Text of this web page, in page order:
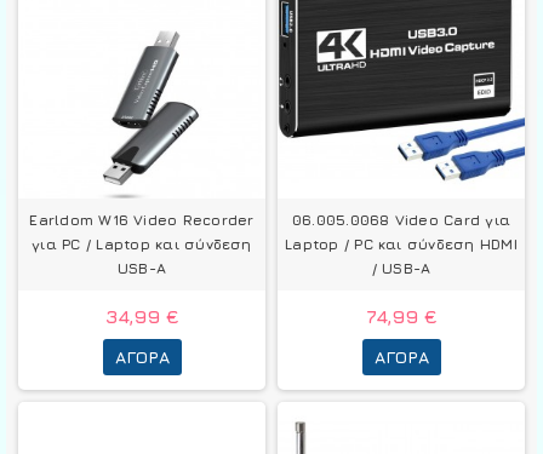
Earldom W16 Video Recorder
για PC / Laptop και σύνδεση
USB-A
34,99 €
ΑΓΟΡΆ
06.005.0068 Video Card για
Laptop / PC και σύνδεση HDMI
/ USB-A
74,99 €
ΑΓΟΡΆ